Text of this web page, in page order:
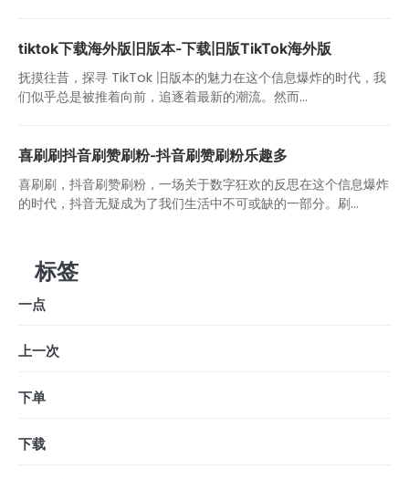
tiktok下载海外版旧版本-下载旧版TikTok海外版
抚摸往昔，探寻 TikTok 旧版本的魅力在这个信息爆炸的时代，我
们似乎总是被推着向前，追逐着最新的潮流。然而...
喜刷刷抖音刷赞刷粉-抖音刷赞刷粉乐趣多
喜刷刷，抖音刷赞刷粉，一场关于数字狂欢的反思在这个信息爆炸
的时代，抖音无疑成为了我们生活中不可或缺的一部分。刷...
标签
一点
上一次
下单
下载